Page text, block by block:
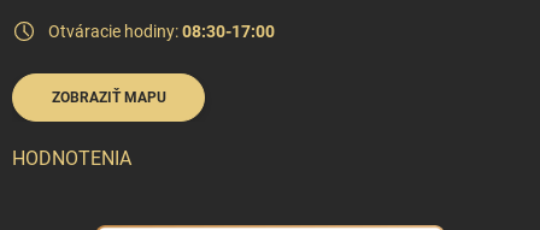
Otváracie hodiny:08:30-17:00
ZOBRAZIŤ MAPU
HODNOTENIA